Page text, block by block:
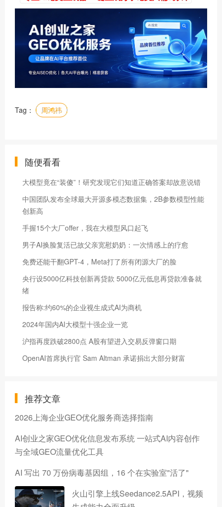
Tag： 周鸿祎
随便看看
大模型竟在“装傻”！研究发现它们知道正确答案却故意说错
中国团队发布全球最大开源多模态数据集，2B参数模型性能
创新高
手握15个大厂offer，我在大模型风口起飞
男子AI换脸复活已故父亲宽慰奶奶：一次情感上的疗愈
免费还能干翻GPT-4，Meta打了所有闭源大厂的脸
央行设5000亿科技创新再贷款 5000亿元低息再贷款准备就
绪
报告称:约60%的企业视生成式AI为商机
2024年国内AI大模型十强企业一览
沪指再度跌破2800点 A股有望进入交易反弹窗口期
OpenAI首席执行官 Sam Altman 承诺捐出大部分财富
推荐文章
2026上海企业GEO优化服务商选择指南
AI创业之家GEO优化信息发布系统 一站式AI内容创作
与全域GEO流量优化工具
AI 写出 70 万份病毒基因组，16 个在实验室"活了"
火山引擎上线Seedance2.5API，视频